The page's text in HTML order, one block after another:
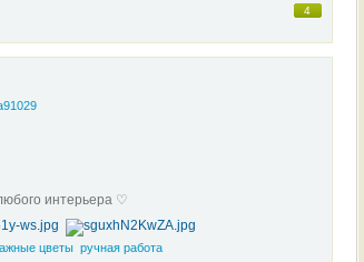
4
интерьера ♡
цветы ручная работа